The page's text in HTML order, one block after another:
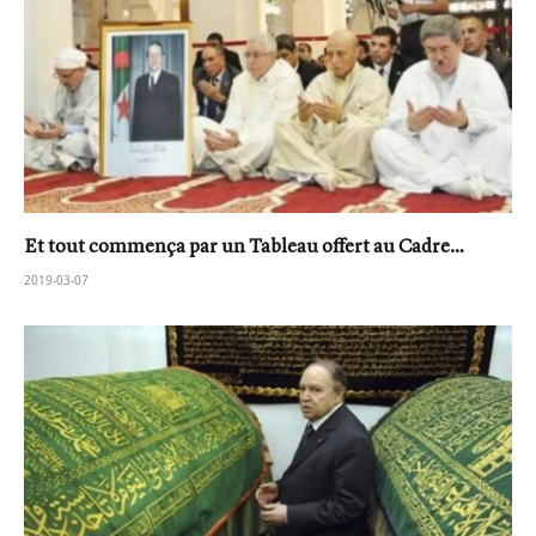
Et tout commença par un Tableau offert au Cadre…
2019-03-07